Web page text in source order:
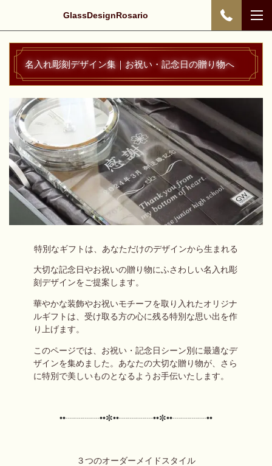
GlassDesignRosario
名入れ彫刻デザイン集｜お祝い・記念日の贈り物へ
特別なギフトは、あなただけのデザインから生まれる
大切な記念日やお祝いの贈り物にふさわしい名入れ彫
刻デザインをご提案します。
華やかな装飾やお祝いモチーフを取り入れたオリジナ
ルギフトは、受け取る方の心に残る特別な思い出を作
り上げます。
このページでは、お祝い・記念日シーン別に最適なデ
ザインを集めました。あなたの大切な贈り物が、さら
に特別で美しいものとなるようお手伝いたします。
••┈┈┈┈••✼••┈┈┈┈••✼••┈┈┈┈••
３つのオーダーメイドスタイル